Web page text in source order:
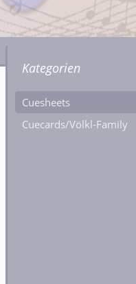
Kategorien
Cuesheets
Cuecards/Völkl-Family